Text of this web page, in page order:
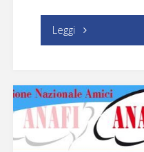
Leggi "Sergio
Editore"